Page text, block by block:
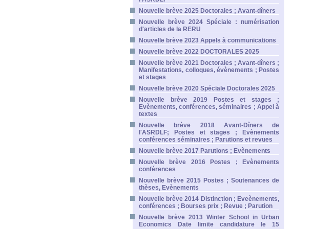
Nouvelle brève 2025 Doctorales ; Avant-dîners
Nouvelle brève 2024 Spéciale : numérisation
d'articles de la RERU
Nouvelle brève 2023 Appels à communications
Nouvelle brève 2022 DOCTORALES 2025
Nouvelle brève 2021 Doctorales ; Avant-dîners ;
Manifestations, colloques, évènements ; Postes
et stages
Nouvelle brève 2020 Spéciale Doctorales 2025
Nouvelle brève 2019 Postes et stages ;
Evènements, conférences, séminaires ; Appel à
textes
Nouvelle brève 2018 Avant-Dîners de
l'ASRDLF; Postes et stages ; Evènements
conférences séminaires ; Parutions et revues
Nouvelle brève 2017 Parutions ; Evènements
Nouvelle brève 2016 Postes ; Evènements
conférences
Nouvelle brève 2015 Postes ; Soutenances de
thèses, Evènements
Nouvelle brève 2014 Distinction ; Eveènements,
conférences ; Bourses prix ; Revue ; Parution
Nouvelle brève 2013 Winter School in Urban
Economics Date limite candidature le 15